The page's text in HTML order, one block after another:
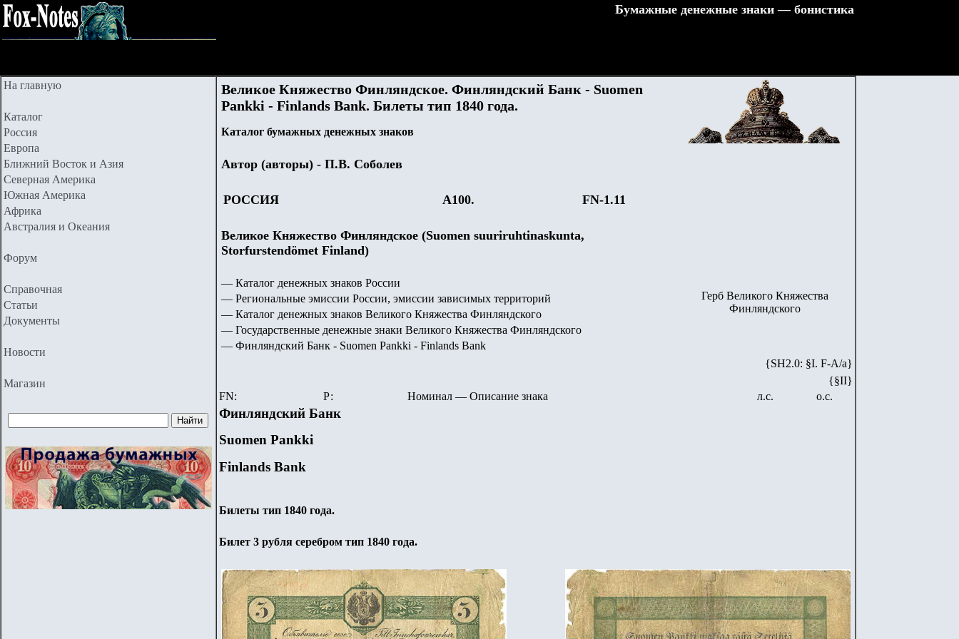
Бумажные денежные знаки — бонистика
На главную
Каталог
Россия
Европа
Ближний Восток и Азия
Северная Америка
Южная Америка
Африка
Австралия и Океания
Форум
Справочная
Статьи
Документы
Новости
Магазин
Великое Княжество Финляндское. Финляндский Банк - Suomen
Pankki - Finlands Bank. Билеты тип 1840 года.
Каталог бумажных денежных знаков
Автор (авторы) - П.В. Соболев
РОССИЯ А100. FN-1.11
Великое Княжество Финляндское (Suomen suuriruhtinaskunta,
Storfurstendömet Finland)
— Каталог денежных знаков России
— Региональные эмиссии России, эмиссии зависимых территорий
— Каталог денежных знаков Великого Княжества Финляндского
— Государственные денежные знаки Великого Княжества Финляндского
— Финляндский Банк - Suomen Pankki - Finlands Bank
Герб Великого Княжества
Финляндского
{SH2.0: §I. F-А/а}
{§II}
FN:
Р: Номинал — Описание знака л.с. о.с.
Финляндский Банк
Suomen Pankki
Finlands Bank
Билеты тип 1840 года.
Билет 3 рубля серебром тип 1840 года.